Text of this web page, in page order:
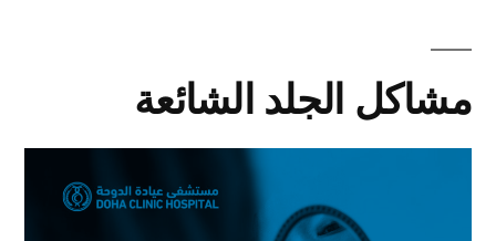
مشاكل الجلد الشائعة